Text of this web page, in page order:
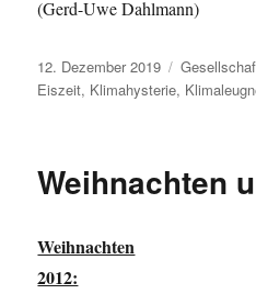
(Gerd-Uwe Dahlmann)
Veröffentlicht
am
12. Dezember 2019 Kategorien
Eiszeit, Klimahysterie,
Weihnachten
Weihnachten
2012: